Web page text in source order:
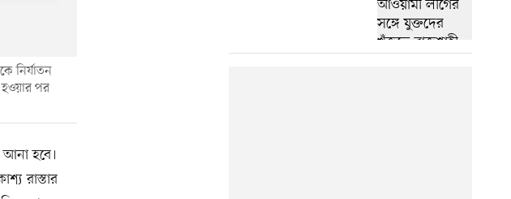
নির্যাতন
হওয়ার পর
হবে।
রাস্তার